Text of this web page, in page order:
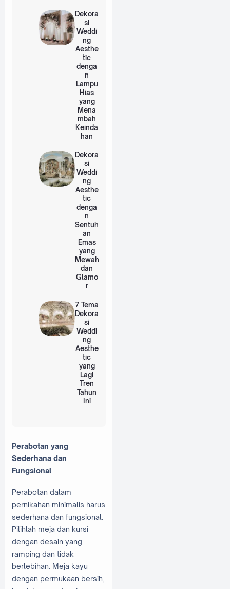
Dekora
si
Weddi
ng
Aesthe
tic
denga
n
Lampu
Hias
yang
Mena
mbah
Keinda
han
Dekora
si
Weddi
ng
Aesthe
tic
denga
n
Sentuh
an
Emas
yang
Mewah
dan
Glamo
r
7 Tema
Dekora
si
Weddi
ng
Aesthe
tic
yang
Lagi
Tren
Tahun
Ini
Perabotan yang
Sederhana dan
Fungsional
Perabotan dalam
pernikahan minimalis harus
sederhana dan fungsional.
Pilihlah meja dan kursi
dengan desain yang
ramping dan tidak
berlebihan. Meja kayu
dengan permukaan bersih,